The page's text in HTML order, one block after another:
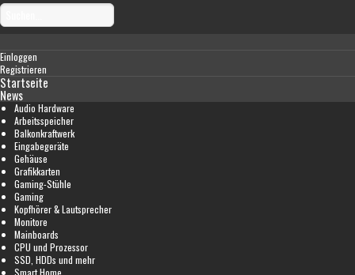
Einloggen
Registrieren
Startseite
News
Audio Hardware
Arbeitsspeicher
Balkonkraftwerk
Eingabegeräte
Gehäuse
Grafikkarten
Gaming-Stühle
Gaming
Kopfhörer & Lautsprecher
Monitore
Mainboards
CPU und Prozessor
SSD, HDDs und mehr
Smart Home